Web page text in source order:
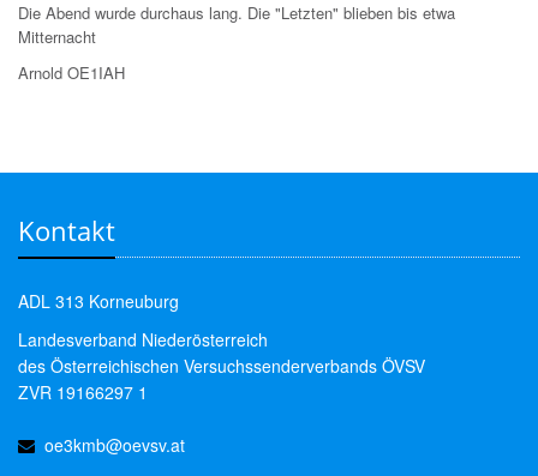
Die Abend wurde durchaus lang. Die "Letzten" blieben bis etwa
Mitternacht
Arnold OE1IAH
Kontakt
ADL 313 Korneuburg
Landesverband Niederösterreich
des Österreichischen Versuchssenderverbands ÖVSV
ZVR 19166297 1
oe3kmb@oevsv.at